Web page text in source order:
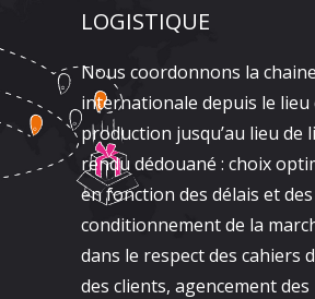
LOGISTIQUE
Nous coordonnons la
internationale depuis le lieu
production jusqu’au lieu de
rendu dédouané : choix
en fonction des délais et
conditionnement de la
dans le respect des cahiers
des clients, agencement des